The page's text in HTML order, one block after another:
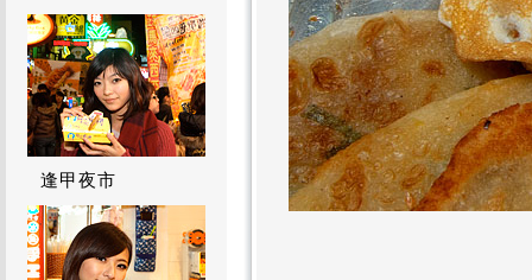
逢甲夜市